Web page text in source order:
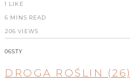
1 LIKE
6 MINS READ
206 VIEWS
06STY
DROGA ROŚLIN